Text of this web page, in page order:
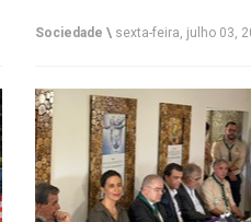
Sociedade \ sexta-feira, julho 03,